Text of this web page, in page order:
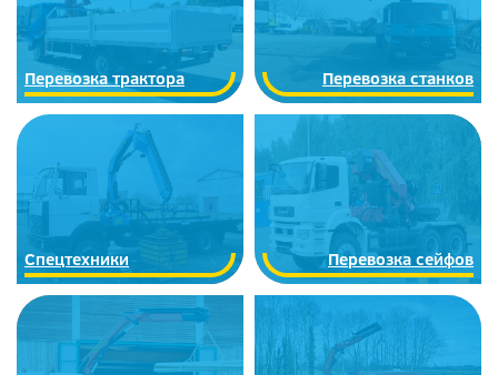
Перевозка трактора Перевозка станков
Спецтехники Перевозка сейфов